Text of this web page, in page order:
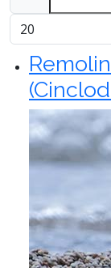
Cantidad